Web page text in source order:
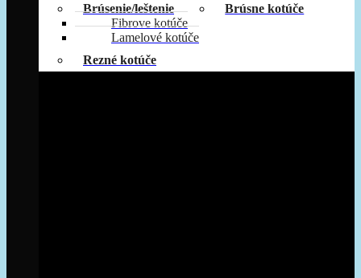
Brúsenie/leštenie
Fibrove kotúče
Lamelové kotúče
Brúsne kotúče
Rezné kotúče